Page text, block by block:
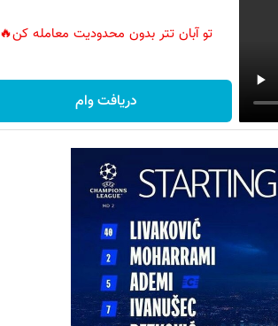
تو آبان تتر بدون محدودیت معامله کن🔥
دریافت وام